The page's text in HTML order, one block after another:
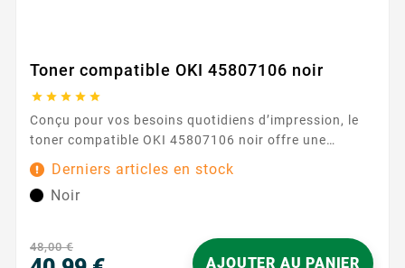
Toner compatible OKI 45807106 noir
    
Conçu pour vos besoins quotidiens d’impression, le
toner compatible OKI 45807106 noir offre une
solution fiable et simple pour obtenir des documents
nets et homogènes. Il remplace directement la
référence 45807106 et fonctionne avec les
intégration fluide dans votre environnement de
travail. Son...
Derniers articles en stock
Noir
48,00 €
AJOUTER AU PANIER